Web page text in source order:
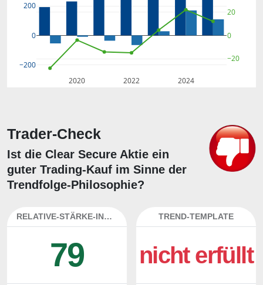
2020 2022 2024
−200
0
200
−20
0
20
Trader-Check
Ist die Clear Secure Aktie ein
guter Trading-Kauf im Sinne der
Trendfolge-Philosophie?
RELATIVE-STÄRKE-INDEX
79
TREND-TEMPLATE
nicht erfüllt